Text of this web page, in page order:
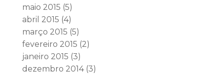
maio 2015 (5)
abril 2015 (4)
março 2015 (5)
fevereiro 2015 (2)
janeiro 2015 (3)
dezembro 2014(3)